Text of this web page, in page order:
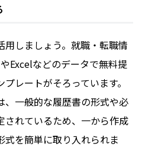
用しましょう。就職・転職情
Excelなどのデータで無料提
レートがそろっています。
、一般的な履歴書の形式や必
されているため、一から作成
を簡単に取り入れられま